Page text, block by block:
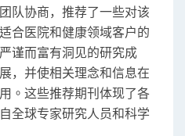
队协商，推荐了一些对该
合医院和健康领域客户的
谨而富有洞见的研究成
，并使相关理念和信息在
。这些推荐期刊体现了各
全球专家研究人员和科学